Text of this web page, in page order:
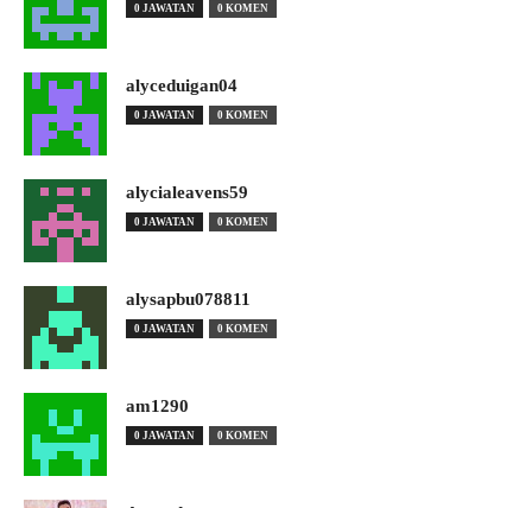
0 JAWATAN 0 KOMEN
alyceduigan04
0 JAWATAN 0 KOMEN
alycialeavens59
0 JAWATAN 0 KOMEN
alysapbu078811
0 JAWATAN 0 KOMEN
am1290
0 JAWATAN 0 KOMEN